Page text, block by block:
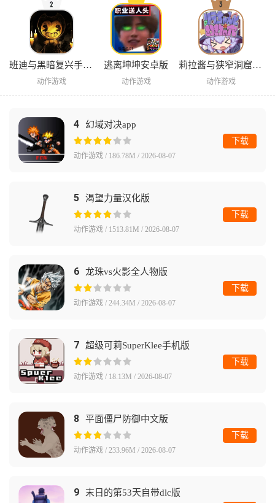
班迪与黑暗复兴手机版
动作游戏
逃离坤坤安卓版
动作游戏
莉拉酱与狭窄洞窟安卓版
动作游戏
4 幻域对决app
动作游戏 / 186.78M / 2026-08-07
下载
5 渴望力量汉化版
动作游戏 / 1513.81M / 2026-08-07
下载
6 龙珠vs火影全人物版
动作游戏 / 244.34M / 2026-08-07
下载
7 超级可莉SuperKlee手机版
动作游戏 / 18.13M / 2026-08-07
下载
8 平面僵尸防御中文版
动作游戏 / 233.96M / 2026-08-07
下载
9 末日的第53天自带dlc版